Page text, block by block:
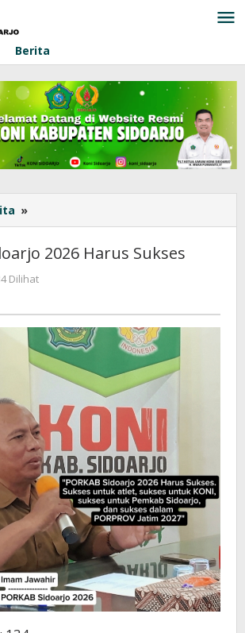
Berita
»
Sidoarjo
Harus
Sukses
2026 Harus Sukses
Dilihat